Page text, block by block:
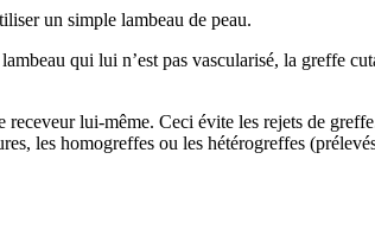
un simple lambeau de peau.
qui lui n’est pas vascularisé, la greffe
receveur lui-même. Ceci évite les rejets de
les homogreffes ou les hétérogreffes